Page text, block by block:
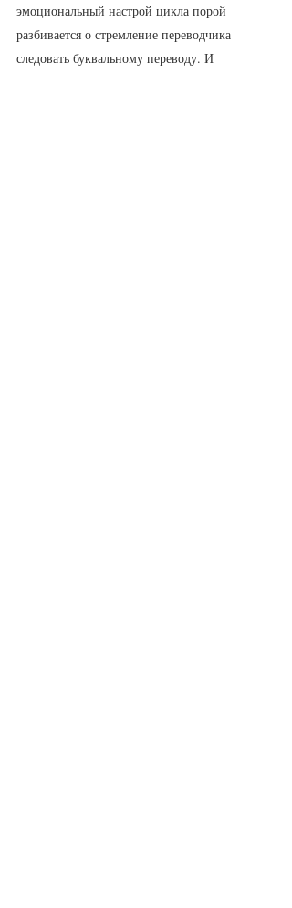
эмоциональный настрой цикла порой
разбивается о стремление переводчика
следовать буквальному переводу. И